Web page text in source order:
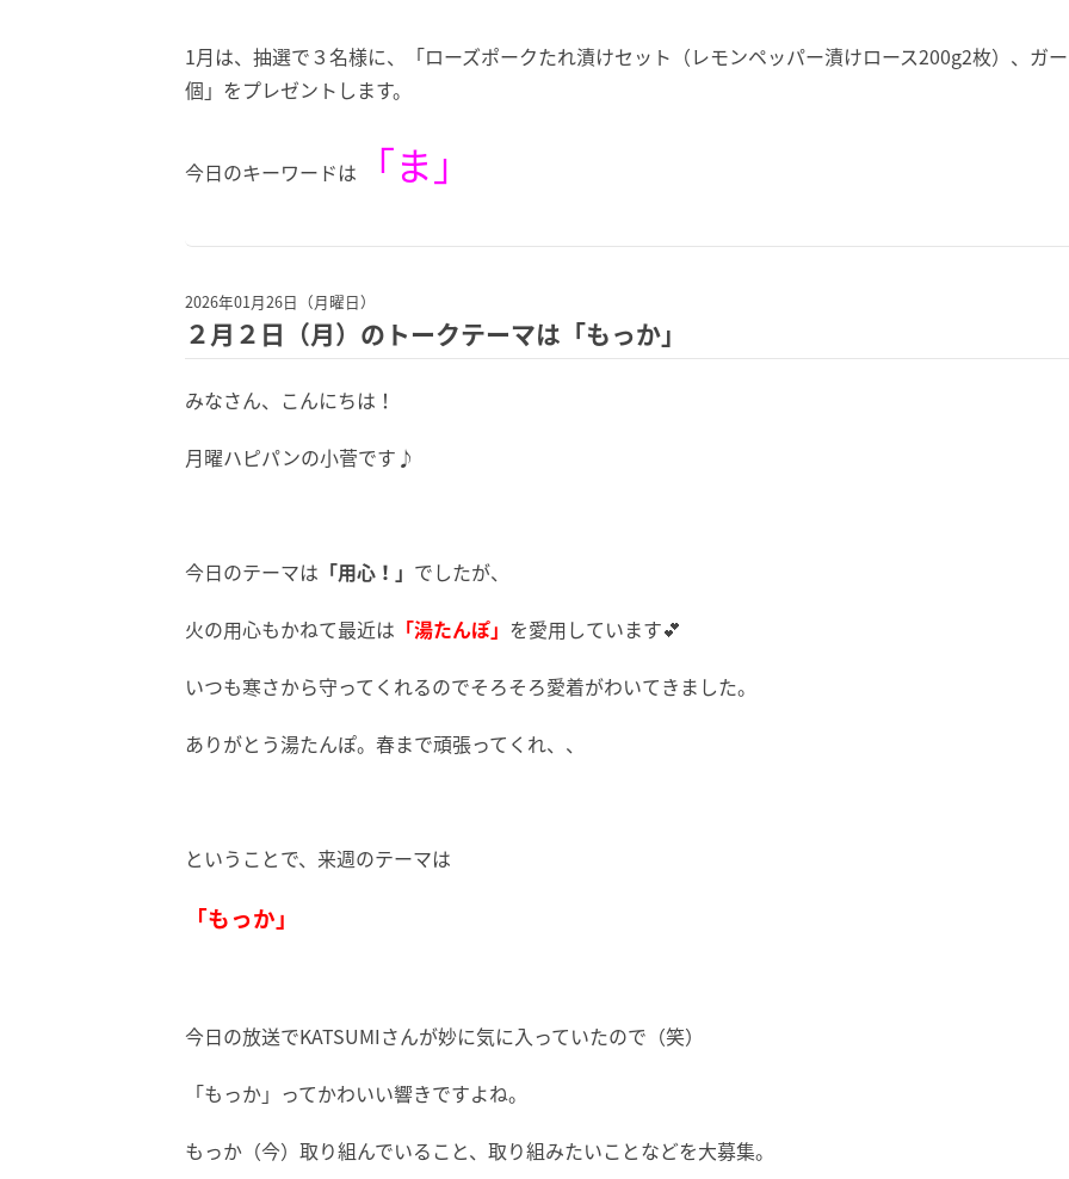
1月は、抽選で３名様に、「ローズポークたれ漬けセット（レモンペッパー漬けロース200g2枚）、ガ
個 」をプレゼントします。
今日のキーワードは 「ま 」
2026年01月26日（月曜日）
２月２日（月）のトークテーマは「もっか」
みなさん、こんにちは！
月曜ハピパンの小菅です♪
今日のテーマは 「用心！」 でしたが、
火の用心もかねて最近は 「湯たんぽ」 を愛用しています💕
いつも寒さから守ってくれるのでそろそろ愛着がわいてきました。
ありがとう湯たんぽ。春まで頑張ってくれ、、
ということで、来週のテーマは
「もっか」
今日の放送でKATSUMIさんが妙に気に入っていたので（笑）
「もっか」ってかわいい響きですよね。
もっか（今）取り組んでいること、取り組みたいことなどを大募集。